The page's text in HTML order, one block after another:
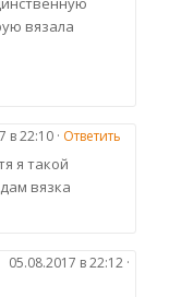
вязала
в 22:10 · Ответить
я такой
вязка
05.08.2017 в 22:12 ·